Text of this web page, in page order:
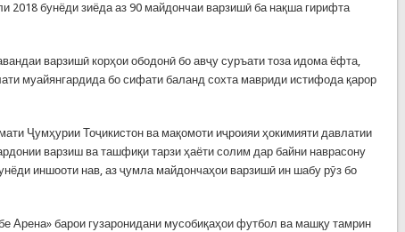
2018 бунёди зиёда аз 90 майдончаи варзишӣ ба нақша гирифта
варзишӣ корҳои ободонӣ бо авҷу суръати тоза идома ёфта,
муайянгардида бо сифати баланд сохта мавриди истифода қарор
Ҷумҳурии Тоҷикистон ва мақомоти иҷроияи ҳокимияти давлатии
варзиш ва ташфиқи тарзи ҳаёти солим дар байни наврасону
иншооти нав, аз ҷумла майдончаҳои варзишӣ ин шабу рӯз бо
Арена» барои гузаронидани мусобиқаҳои футбол ва машқу тамрин